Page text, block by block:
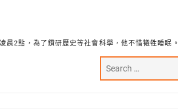
晨2點，為了鑽研歷史等社會科學，他不惜犧牲睡眠。